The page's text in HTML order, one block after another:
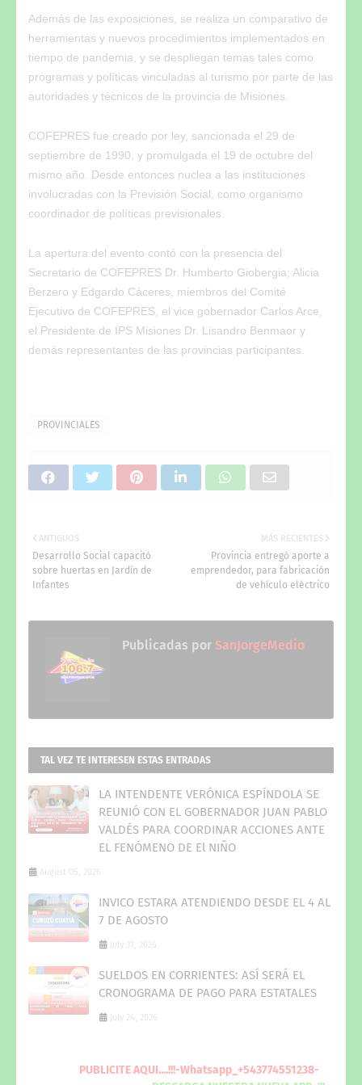
Además de las exposiciones, se realiza un comparativo de
herramientas y nuevos procedimientos implementados en
tiempo de pandemia, y se despliegan temas tales como
programas y políticas vinculadas al turismo por parte de las
autoridades y técnicos de la provincia de Misiones.
COFEPRES fue creado por ley, sancionada el 29 de
septiembre de 1990, y promulgada el 19 de octubre del
mismo año. Desde entonces nuclea a las instituciones
involucradas con la Previsión Social, como organismo
coordinador de políticas previsionales.
La apertura del evento contó con la presencia del
Secretario de COFEPRES Dr. Humberto Giobergia; Alicia
Berzero y Edgardo Cáceres, miembros del Comité
Ejecutivo de COFEPRES, el vice gobernador Carlos Arce,
el Presidente de IPS Misiones Dr. Lisandro Benmaor y
demás representantes de las provincias participantes.
PROVINCIALES
MÁS RECIENTES
Provincia entregó aporte a
emprendedor, para fabricación
de vehículo eléctrico
ANTIGUOS
Desarrollo Social capacitó
sobre huertas en Jardín de
Infantes
Publicadas por SanJorgeMedio
TAL VEZ TE INTERESEN ESTAS ENTRADAS
LA INTENDENTE VERÓNICA ESPÍNDOLA SE
REUNIÓ CON EL GOBERNADOR JUAN PABLO
VALDÉS PARA COORDINAR ACCIONES ANTE
EL FENÓMENO DE El NIÑO
August 05, 2026
INVICO ESTARA ATENDIENDO DESDE EL 4 AL
7 DE AGOSTO
July 31, 2026
SUELDOS EN CORRIENTES: ASÍ SERÁ EL
CRONOGRAMA DE PAGO PARA ESTATALES
July 24, 2026
PUBLICITE AQUI....!!!-Whatsapp_+543774551238-